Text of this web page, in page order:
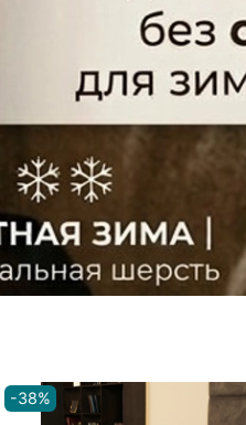
-38%